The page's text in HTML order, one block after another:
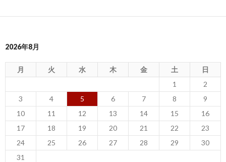
2026年8月
月 火 水 木 金 土
日
1
2
3
4 5 6 7 8
9
10
11 12 13 14 15
16
17
18 19 20 21 22
23
24
25 26 27 28 29
30
31